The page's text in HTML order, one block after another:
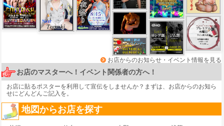
お店からのお知らせ・イベント情報を見る
お店のマスターへ！イベント関係者の方へ！
お店に貼るポスターを利用して宣伝をしませんか？まずは、 お店からのお知ら
せにどんどんご記入を。
地図からお店を探す